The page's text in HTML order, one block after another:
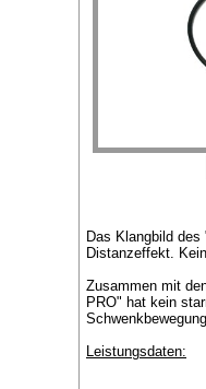
Das Klangbild
Distanzeffekt.
Zusammen mit
PRO" hat kein
Leistungsdaten: